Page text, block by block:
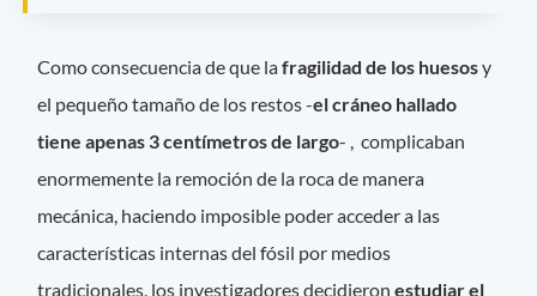
Como consecuencia de que lafragilidad de los huesosy
el pequeño tamaño de los restos -el cráneo hallado
tiene apenas 3 centímetros de largo- , complicaban
enormemente la remoción de la roca de manera
mecánica, haciendo imposible poder acceder a las
características internas del fósil por medios
tradicionales, los investigadores decidieronestudiar el